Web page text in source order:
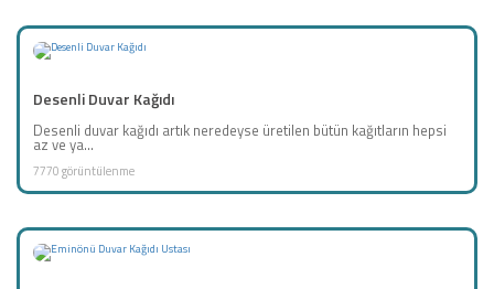
Desenli Duvar Kağıdı
Desenli duvar kağıdı artık neredeyse üretilen bütün kağıtların hepsi
az ve ya...
7770 görüntülenme